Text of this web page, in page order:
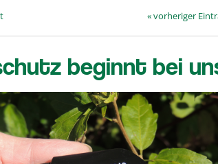
« vorheriger
beginnt bei